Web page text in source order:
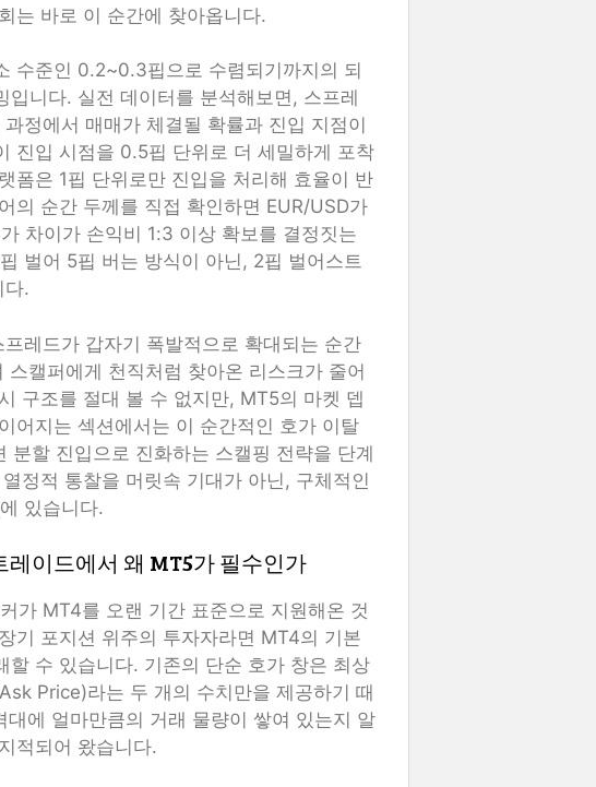
는 바로 이 순간에 찾아옵니다.
수준인 0.2~0.3핍으로 수렴되기까지의 되
니다. 실전 데이터를 분석해보면, 스프레
정에서 매매가 체결될 확률과 진입 지점이
진입 시점을 0.5핍 단위로 더 세밀하게 포착
폼은 1핍 단위로만 진입을 처리해 효율이 반
의 순간 두께를 직접 확인하면 EUR/USD가
차이가 손익비 1:3 이상 확보를 결정짓는
벌어 5핍 버는 방식이 아닌, 2핍 벌어스트
다.
레드가 갑자기 폭발적으로 확대되는 순간
스캘퍼에게 천직처럼 찾아온 리스크가 줄어
구조를 절대 볼 수 없지만, MT5의 마켓 뎁
어지는 섹션에서는 이 순간적인 호가 이탈
할 진입으로 진화하는 스캘핑 전략을 단계
정적 통찰을 머릿속 기대가 아닌, 구체적인
있습니다.
이드에서 왜 MT5가 필수인가
가 MT4를 오랜 기간 표준으로 지원해온 것
기 포지션 위주의 투자자라면 MT4의 기본
수 있습니다. 기존의 단순 호가 창은 최상
Price)라는 두 개의 수치만을 제공하기 때
에 얼마만큼의 거래 물량이 쌓여 있는지 알
적되어 왔습니다.